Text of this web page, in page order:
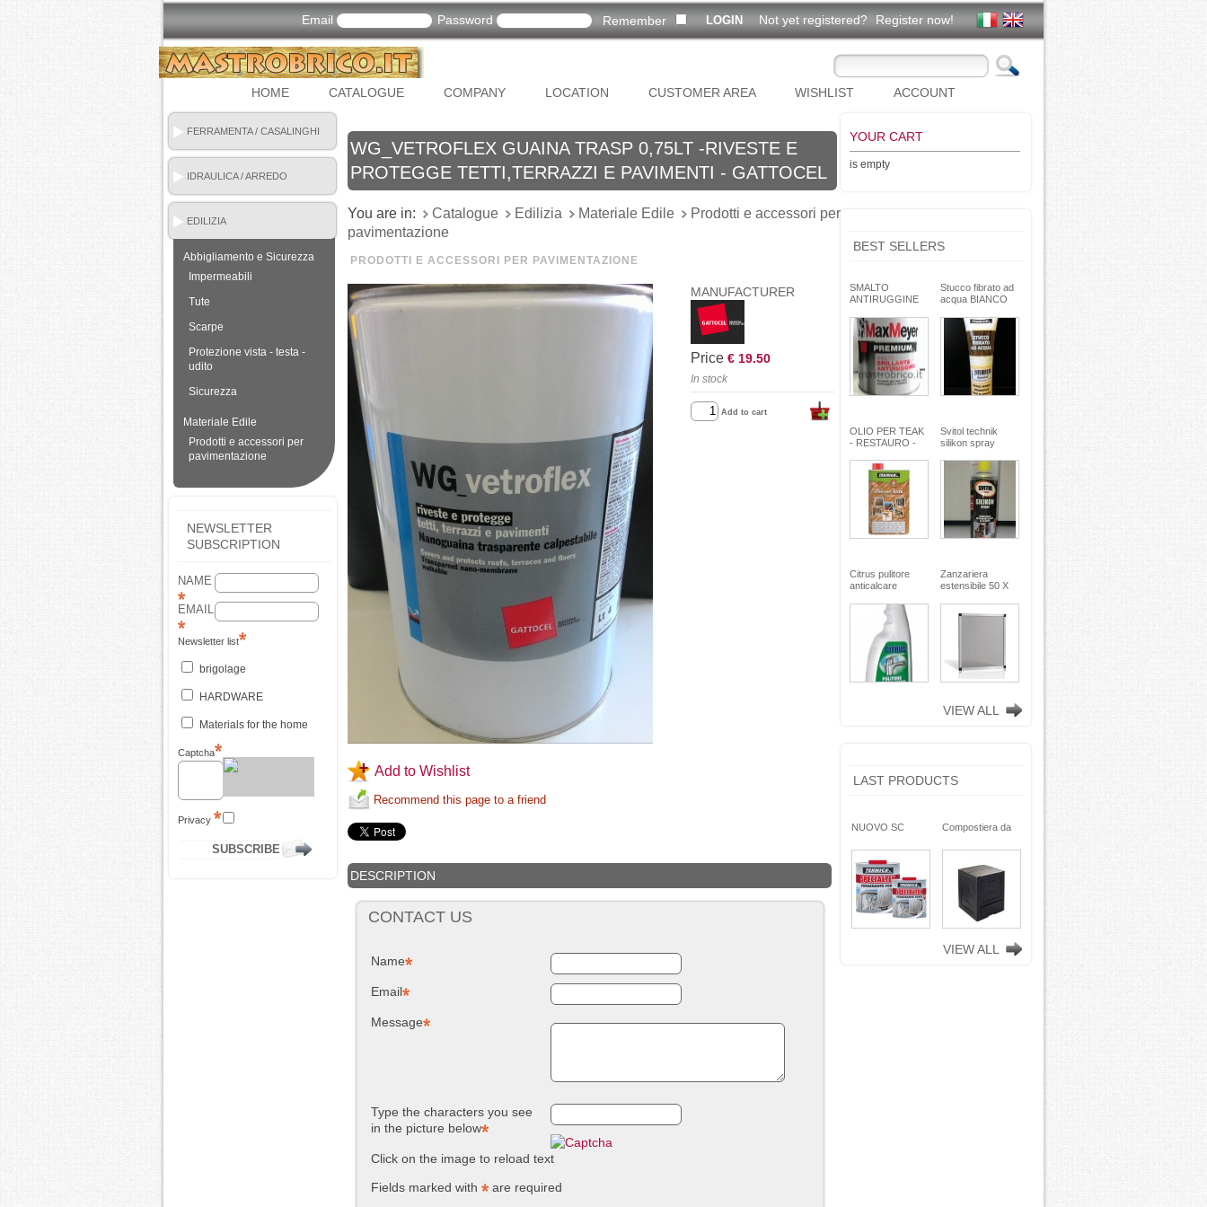
Email Password Remember Not yet registered? Register now!
HOME CATALOGUE COMPANY LOCATION CUSTOMER AREA WISHLIST ACCOUNT
FERRAMENTA / CASALINGHI
IDRAULICA / ARREDO
BAGNO
EDILIZIA
Abbigliamento e Sicurezza
Impermeabili
Tute
Scarpe
Protezione vista - testa -
udito
Sicurezza
Materiale Edile
Prodotti e accessori per
pavimentazione
NEWSLETTER
SUBSCRIPTION
NAME
EMAIL
Newsletter list
brigolage
HARDWARE
Materials for the home
Captcha
Privacy
WG_VETROFLEX GUAINA TRASP 0,75LT -RIVESTE E
PROTEGGE TETTI,TERRAZZI E PAVIMENTI - GATTOCEL
You are in: Catalogue Edilizia Materiale Edile
Prodotti e accessori per
pavimentazione
PRODOTTI E ACCESSORI PER PAVIMENTAZIONE
Add to Wishlist
Recommend this page to a friend
MANUFACTURER
Price € 19.50
In stock
Add to cart
DESCRIPTION
CONTACT US
Name
Email
Message
Type the characters you see
in the picture below
Click on the image to reload text
Fields marked with
are required
YOUR CART
is empty
BEST SELLERS
SMALTO
ANTIRUGGINE
gel - non cola -
Max Meyer
Stucco fibrato ad
acqua BIANCO
riempitivo non si
spacca -
TEKNICA
OLIO PER TEAK
- RESTAURO -
di oli pregiati -
MaxMeyer -
TEKNICA
Svitol technik
silikon spray
Citrus pulitore
anticalcare
con nebulizzatore
- faren industrie
chimiche spa
Zanzariera
estensibile 50 X
VIEW ALL
LAST PRODUCTS
universale - tre
(polipropilene)
NUOVO SC
sverniciatore
universale - tre
pini (COPY) -
TEKNICA
Compostiera da
plastica riciclata
260 Lt. nero
VIEW ALL